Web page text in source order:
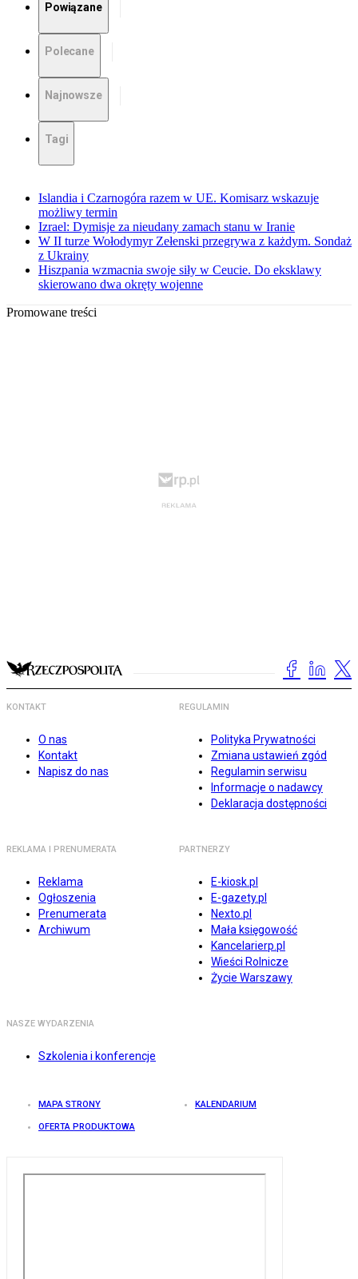
Powiązane
Polecane
Najnowsze
Tagi
Islandia i Czarnogóra razem w UE. Komisarz wskazuje
możliwy termin
Izrael: Dymisje za nieudany zamach stanu w Iranie
W II turze Wołodymyr Zełenski przegrywa z każdym. Sondaż
z Ukrainy
Hiszpania wzmacnia swoje siły w Ceucie. Do eksklawy
skierowano dwa okręty wojenne
Promowane treści
KONTAKT
O nas
Kontakt
Napisz do nas
REGULAMIN
Polityka Prywatności
Zmiana ustawień zgód
Regulamin serwisu
Informacje o nadawcy
Deklaracja dostępności
REKLAMA I PRENUMERATA
Reklama
Ogłoszenia
Prenumerata
Archiwum
PARTNERZY
E-kiosk.pl
E-gazety.pl
Nexto.pl
Mała księgowość
Kancelarierp.pl
Wieści Rolnicze
Życie Warszawy
NASZE WYDARZENIA
Szkolenia i konferencje
MAPA STRONY KALENDARIUM
OFERTA PRODUKTOWA